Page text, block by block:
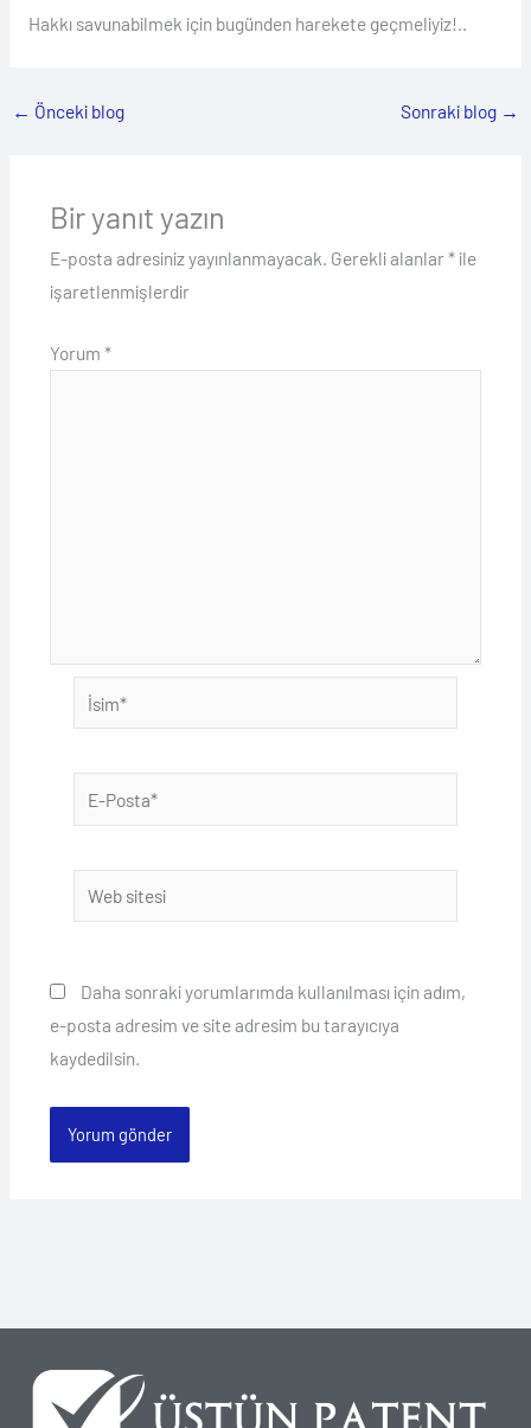
Hakkı savunabilmek için bugünden harekete geçmeliyiz!..
← Önceki blog Sonraki blog →
Bir yanıt yazın
E-posta adresiniz yayınlanmayacak. Gerekli alanlar*ile
işaretlenmişlerdir
Yorum *
İsim*
Posta*
sitesi
Daha sonraki yorumlarımda kullanılması için adım,
e-posta adresim ve site adresim bu tarayıcıya
kaydedilsin.